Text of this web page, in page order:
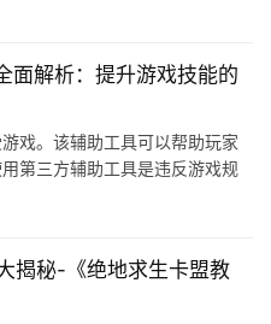
面解析：提升游戏技能的
戏。该辅助工具可以帮助玩家
第三方辅助工具是违反游戏规
揭秘-《绝地求生卡盟教